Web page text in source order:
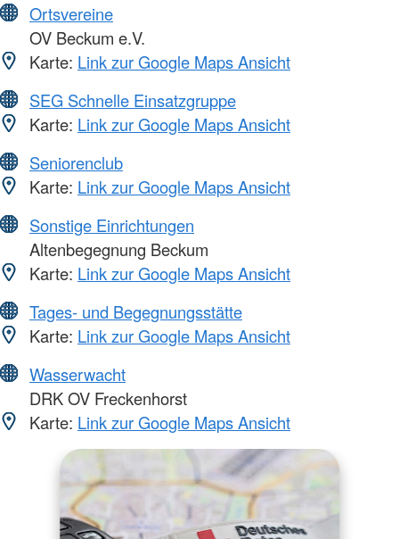
Ortsvereine
OV Beckum e.V.
Karte: Link zur Google Maps Ansicht
SEG Schnelle Einsatzgruppe
Karte: Link zur Google Maps Ansicht
Seniorenclub
Karte: Link zur Google Maps Ansicht
Sonstige Einrichtungen
Altenbegegnung Beckum
Karte: Link zur Google Maps Ansicht
Tages- und Begegnungsstätte
Karte: Link zur Google Maps Ansicht
Wasserwacht
DRK OV Freckenhorst
Karte: Link zur Google Maps Ansicht